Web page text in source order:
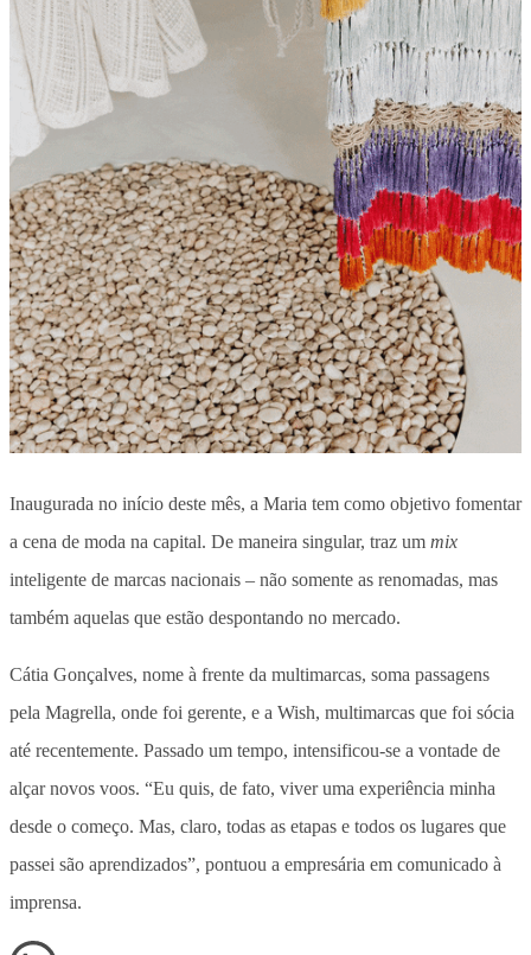
Inaugurada no início deste mês, a Maria tem como objetivo fomentar
a cena de moda na capital. De maneira singular, traz um mix
inteligente de marcas nacionais – não somente as renomadas, mas
também aquelas que estão despontando no mercado.
Cátia Gonçalves, nome à frente da multimarcas, soma passagens
pela Magrella, onde foi gerente, e a Wish, multimarcas que foi sócia
até recentemente. Passado um tempo, intensificou-se a vontade de
alçar novos voos. “Eu quis, de fato, viver uma experiência minha
desde o começo. Mas, claro, todas as etapas e todos os lugares que
passei são aprendizados”, pontuou a empresária em comunicado à
imprensa.